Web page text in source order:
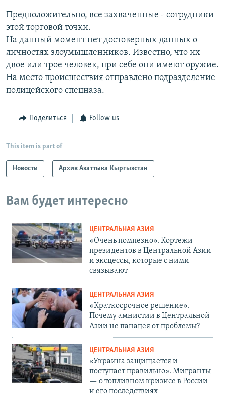
Предположительно, все захваченные - сотрудники
этой торговой точки.
На данный момент нет достоверных данных о
личностях злоумышленников. Известно, что их
двое или трое человек, при себе они имеют оружие.
На место происшествия отправлено подразделение
полицейского спецназа.
Поделиться Follow us
This item is part of
Новости Архив Азаттыка Кыргызстан
Вам будет интересно
ЦЕНТРАЛЬНАЯ АЗИЯ
«Очень помпезно». Кортежи
президентов в Центральной Азии
и эксцессы, которые с ними
связывают
ЦЕНТРАЛЬНАЯ АЗИЯ
«Краткосрочное решение».
Почему амнистии в Центральной
Азии не панацея от проблемы?
ЦЕНТРАЛЬНАЯ АЗИЯ
«Украина защищается и
поступает правильно». Мигранты
— о топливном кризисе в России
и его последствиях